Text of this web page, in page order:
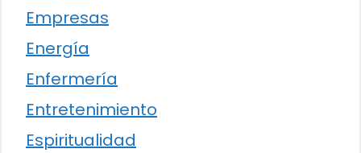
Empresas
Energía
Enfermería
Entretenimiento
Espiritualidad